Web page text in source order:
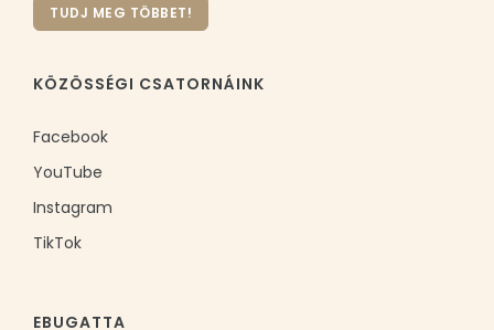
TUDJ MEG TÖBBET!
KÖZÖSSÉGI CSATORNÁINK
Facebook
YouTube
Instagram
TikTok
EBUGATTA